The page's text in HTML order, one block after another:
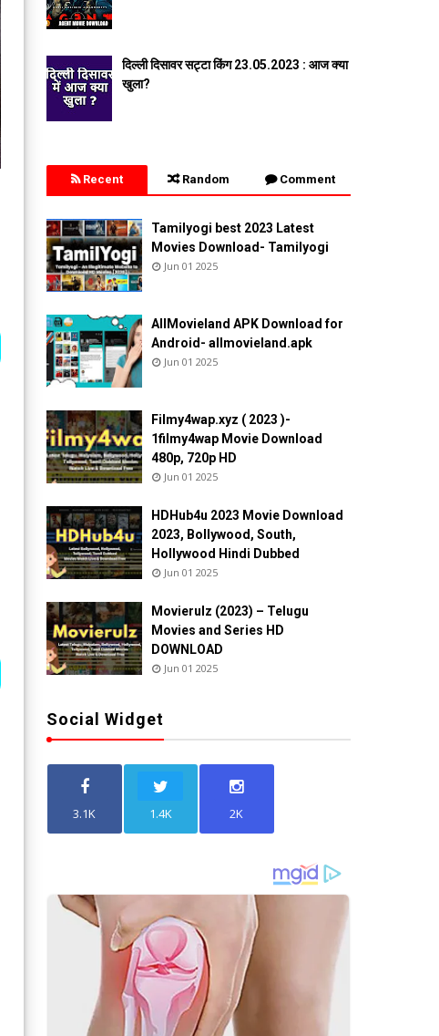
दिल्ली दिसावर सट्टा किंग 23.05.2023 : आज क्या
खुला?
Recent Random Comment
Tamilyogi best 2023 Latest
Movies Download- Tamilyogi
Jun 01 2025
AllMovieland APK Download for
Android- allmovieland.apk
Jun 01 2025
Filmy4wap.xyz ( 2023 )-
1filmy4wap Movie Download
480p, 720p HD
Jun 01 2025
HDHub4u 2023 Movie Download
2023, Bollywood, South,
Hollywood Hindi Dubbed
Jun 01 2025
Movierulz (2023) – Telugu
Movies and Series HD
DOWNLOAD
Jun 01 2025
Social Widget
3.1K 1.4K 2K